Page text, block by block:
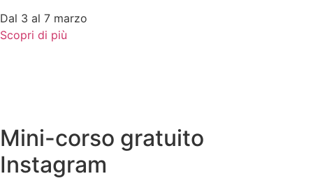
Dal 3 al 7 marzo
Scopri di più
Mini-corso gratuito
Instagram